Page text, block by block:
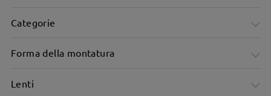
Categorie
Forma della montatura
Lenti